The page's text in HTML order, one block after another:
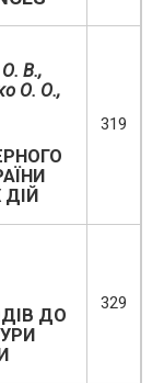
В.,
О. О.,
319
ДО
329